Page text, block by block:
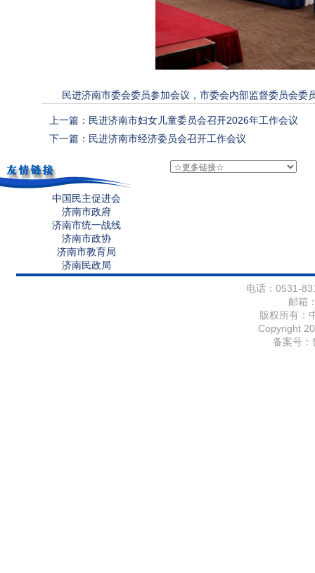
民进济南市委会委员参加会议，市委会内部监督委员会
上一篇：民进济南市妇女儿童委员会召开2026年工作会议
下一篇：民进济南市经济委员会召开工作会议
中国民主促进会
济南市政府
济南市统一战线
济南市政协
济南市教育局
济南民政局
电话：0531-
邮箱
版权所有：
Copyright
备案号